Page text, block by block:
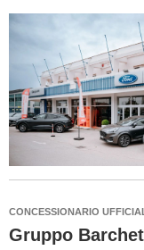
CONCESSIONARIO
Gruppo